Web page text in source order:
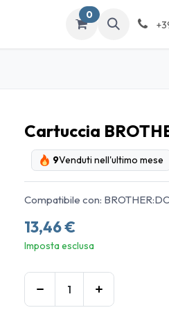
0
Cartuccia
9Venduti nell'ultimo mese
Compatibile con:
13,46€
Imposta esclusa